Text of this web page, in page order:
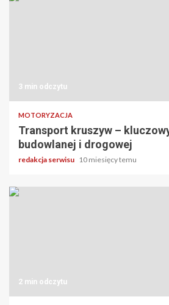
3 min odczytu
MOTORYZACJA
Transport kruszyw –
budowlanej i drogowej
redakcja serwisu 10 miesięcy temu
2 min odczytu